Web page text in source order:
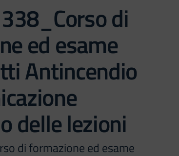
di
ed esame
Antincendio
delle lezioni
di formazione ed esame